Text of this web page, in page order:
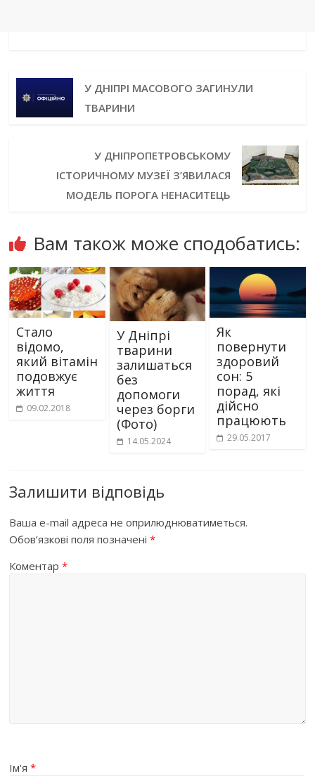
У ДНІПРІ МАСОВОГО ЗАГИНУЛИ
ТВАРИНИ
У ДНІПРОПЕТРОВСЬКОМУ
ІСТОРИЧНОМУ МУЗЕЇ З’ЯВИЛАСЯ
МОДЕЛЬ ПОРОГА НЕНАСИТЕЦЬ
Вам також може сподобатись:
Стало
відомо,
який вітамін
подовжує
життя
09.02.2018
У Дніпрі
тварини
залишаться
без
допомоги
через борги
(Фото)
14.05.2024
Як
повернути
здоровий
сон: 5
порад, які
дійсно
працюють
29.05.2017
Залишити відповідь
Ваша e-mail адреса не оприлюднюватиметься.
Обов’язкові поля позначені*
Коментар*
Ім'я*